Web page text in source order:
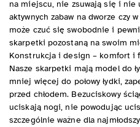
na miejscu, nie zsuwają się i nie
aktywnych zabaw na dworze czy
może czuć się swobodnie i
skarpetki pozostaną na swoim
Konstrukcja i design – komfort i
Nasze skarpetki mają model do
mniej więcej do połowy łydki,
przed chłodem. Bezuciskowy
uciskają nogi, nie powodując
szczególnie ważne dla